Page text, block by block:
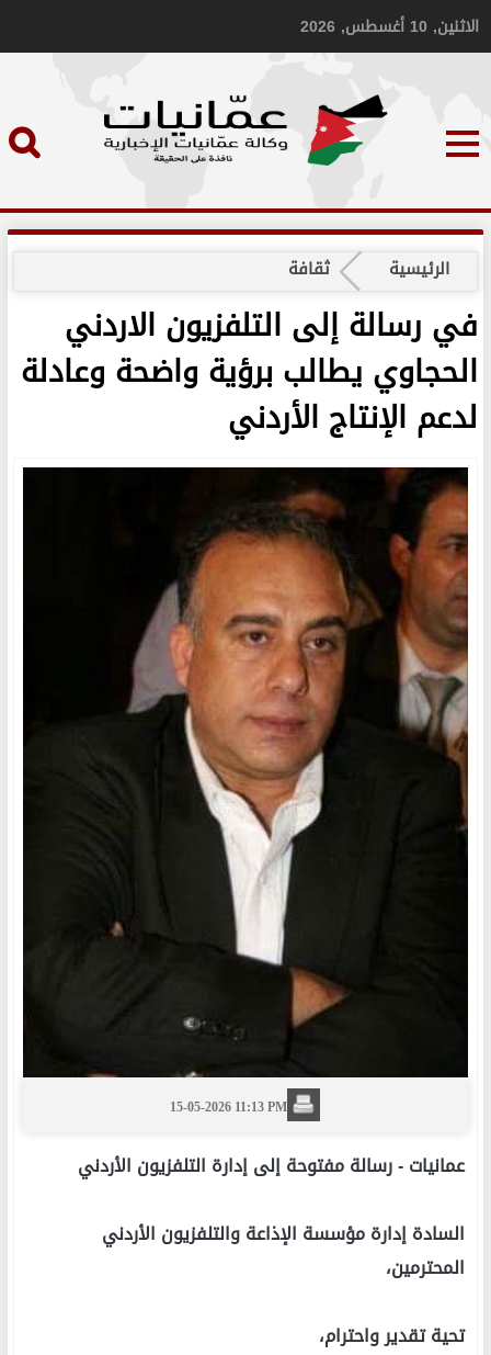
الاثنين, 10 أغسطس, 2026
الرئيسية ثقافة
في رسالة إلى التلفزيون الاردني
الحجاوي يطالب برؤية واضحة وعادلة
لدعم الإنتاج الأردني
15-05-2026 11:13 PM
عمانيات -رسالة مفتوحة إلى إدارة التلفزيون الأردني
السادة إدارة مؤسسة الإذاعة والتلفزيون الأردني
المحترمين،
تحية تقدير واحترام،